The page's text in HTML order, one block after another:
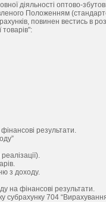
діяльності оптово-
Положенням
повинен вестись в
товарів":
результати.
з доходу.
на фінансові результати.
субрахунку 704